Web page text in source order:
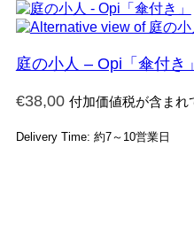
庭の小人 – Opi「傘付き」
€38,00 付加価値税が含まれ
Delivery Time: 約7～10営業日